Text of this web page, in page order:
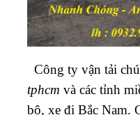
Công ty vận tải
tphcm và các tỉnh
bộ, xe đi Bắc Nam.